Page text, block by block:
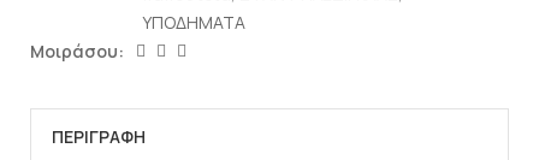
ΥΠΟΔΗΜΑΤΑ
Μοιράσου:
ΠΕΡΙΓΡΑΦΉ